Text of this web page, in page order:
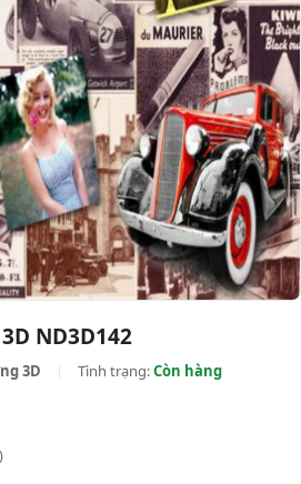
ND3D142
3D Tình trạng:Còn hàng